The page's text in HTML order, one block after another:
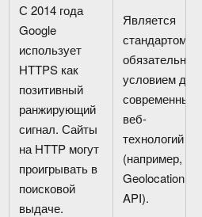
С 2014 года
Google
использует
HTTPS как
позитивный
ранжирующий
сигнал. Сайты
на HTTP могут
проигрывать в
поисковой
выдаче.
Является
стандартом и
обязательным
условием для
современных
веб-
технологий
(например,
Geolocation
API).